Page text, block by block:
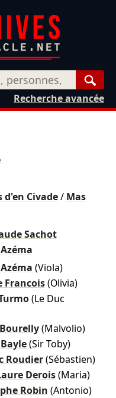
Recherche avancée
d'en Civade/ Mas
Sachot
(Viola)
Francois (Olivia)
(Le Duc
(Malvolio)
(Sir Toby)
Roudier (Sébastien)
Derois (Maria)
Robin (Antonio)